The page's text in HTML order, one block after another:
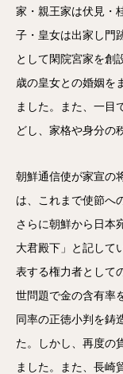
家・親王家は伏見・
子・皇女は出家し門
として閑院宮家を創
歳の皇女との婚姻を
ました。また、一目
どし、家格や身分の
朝鮮通信使が家宣の
は、これまで使節へ
さらに朝鮮から日本
大君殿下」と記して
表する権力者として
世問題で金の含有率
同率の正徳小判を鋳
た。しかし、再度の
ました。また、長崎